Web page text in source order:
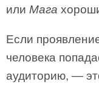
или Мага
Если
человека
аудиторию, —